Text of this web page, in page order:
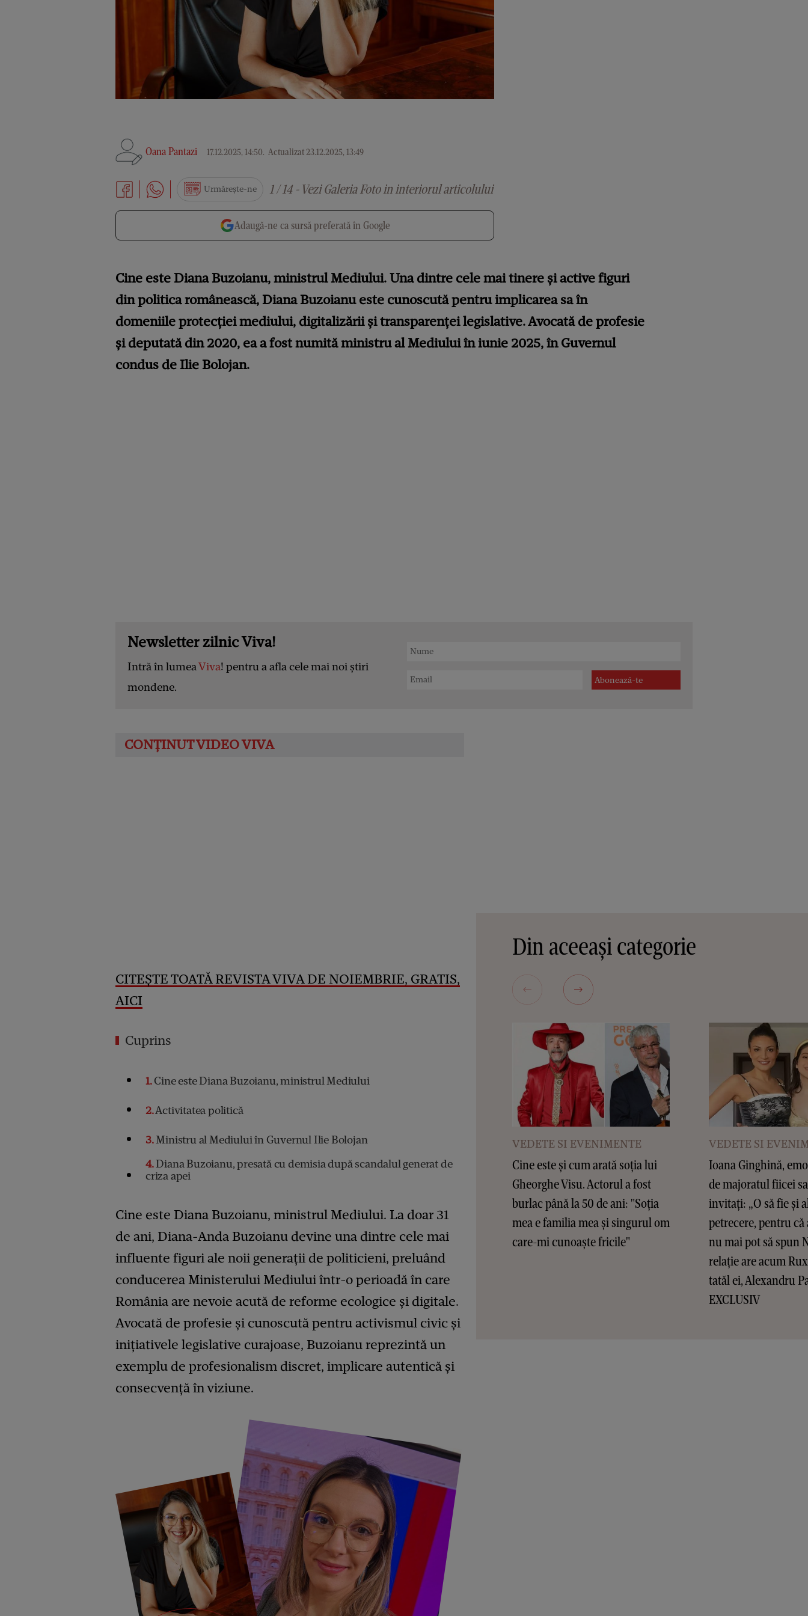
Oana Pantazi 17.12.2025, 14:50. Actualizat 23.12.2025, 13:49
Urmărește-ne 1 / 14 - Vezi Galeria Foto in interiorul articolului
Adaugă-ne ca sursă preferată în Google
Cine este Diana Buzoianu, ministrul Mediului. Una dintre cele mai tinere și active figuri
din politica românească, Diana Buzoianu este cunoscută pentru implicarea sa în
domeniile protecției mediului, digitalizării și transparenței legislative. Avocată de profesie
și deputată din 2020, ea a fost numită ministru al Mediului în iunie 2025, în Guvernul
condus de Ilie Bolojan.
Newsletter zilnic Viva!
Intră în lumeaViva! pentru a afla cele mai noi știri
mondene.
CITEȘTE TOATĂ REVISTA VIVA DE NOIEMBRIE, GRATIS,
AICI
Cuprins
1Cine este Diana Buzoianu, ministrul Mediului
2Activitatea politică
3Ministru al Mediului în Guvernul Ilie Bolojan
4Diana Buzoianu, presată cu demisia după scandalul generat de
criza apei
Cine este Diana Buzoianu, ministrul Mediului. La doar 31
de ani, Diana-Anda Buzoianu devine una dintre cele mai
influente figuri ale noii generații de politicieni, preluând
conducerea Ministerului Mediului într-o perioadă în care
România are nevoie acută de reforme ecologice și digitale.
Avocată de profesie și cunoscută pentru activismul civic și
inițiativele legislative curajoase, Buzoianu reprezintă un
exemplu de profesionalism discret, implicare autentică și
consecvență în viziune.
Din aceeași categorie
VEDETE SI EVENIMENTE
Cine este și cum arată soția lui
Gheorghe Visu. Actorul a fost
burlac până la 50 de ani: "Soția
mea e familia mea și singurul om
care-mi cunoaște fricile"
VEDETE SI
Ioana Ginghină,
de majoratul fiicei
invitați: „O să fie și
petrecere, pentru că
nu mai pot să spun
relație are acum
tatăl ei, Alexandru
EXCLUSIV